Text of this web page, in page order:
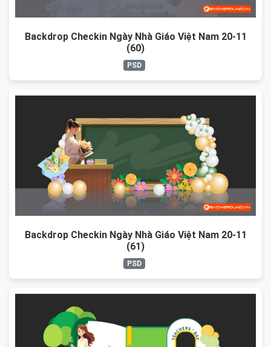
Backdrop Checkin Ngày Nhà Giáo Việt Nam 20-11
(60)
PSD
Backdrop Checkin Ngày Nhà Giáo Việt Nam 20-11
(61)
PSD